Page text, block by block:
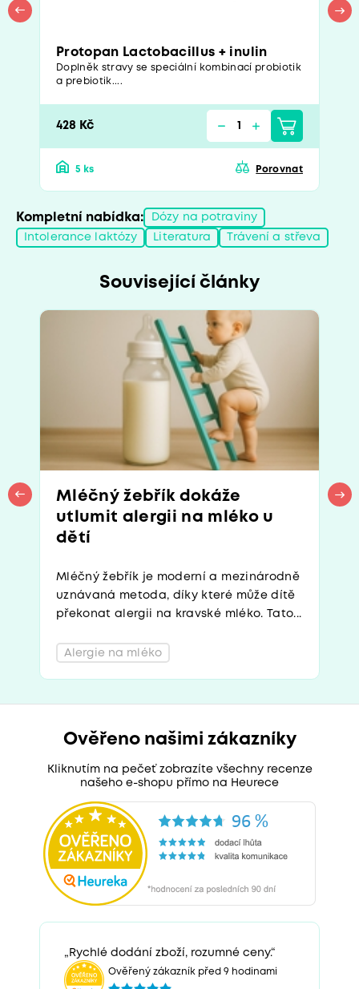
Protopan Lactobacillus + inulin
Doplněk stravy se speciální kombinací probiotik
a prebiotik....
428 Kč
5 ks Porovnat
Kompletní nabídka: Dózy na potraviny
Intolerance laktózy Literatura Trávení a střeva
Související články
Mléčný žebřík dokáže
utlumit alergii na mléko u
dětí
Mléčný žebřík je moderní a mezinárodně
uznávaná metoda, díky které může dítě
překonat alergii na kravské mléko. Tato...
Alergie na mléko
Ověřeno našimi zákazníky
Kliknutím na pečeť zobrazíte všechny recenze
našeho e-shopu přímo na Heurece
„Rychlé dodání zboží, rozumné ceny.“
Ověřený zákazník před 9 hodinami